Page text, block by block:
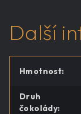
Další
Hmotnost:
Druh
čokolády: